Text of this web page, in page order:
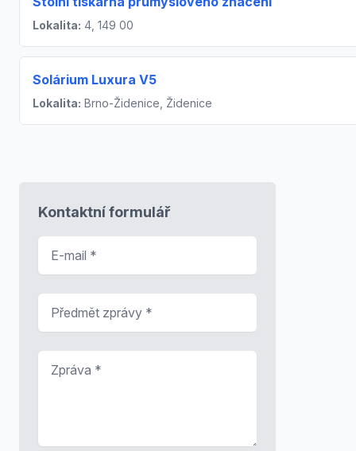
Lokalita: 4, 149 00
Solárium Luxura V5
Lokalita: Brno-Židenice, Židenice
Kontaktní formulář